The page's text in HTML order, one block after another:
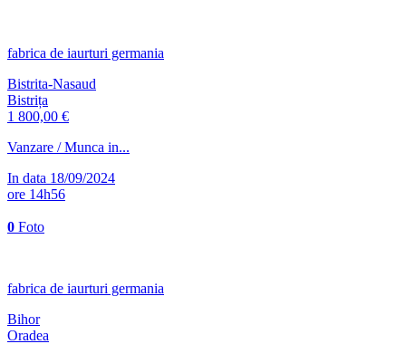
fabrica de iaurturi germania
Bistrita-Nasaud
Bistrița
1 800,00 €
Vanzare / Munca in...
In data 18/09/2024
ore 14h56
0 Foto
fabrica de iaurturi germania
Bihor
Oradea